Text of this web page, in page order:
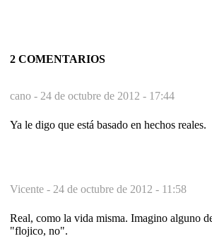
2 COMENTARIOS
cano - 24 de octubre de 2012 - 17:44
Ya le digo que está basado en hechos reales.
Vicente - 24 de octubre de 2012 - 11:58
Real, como la vida misma. Imagino alguno
"flojico, no".